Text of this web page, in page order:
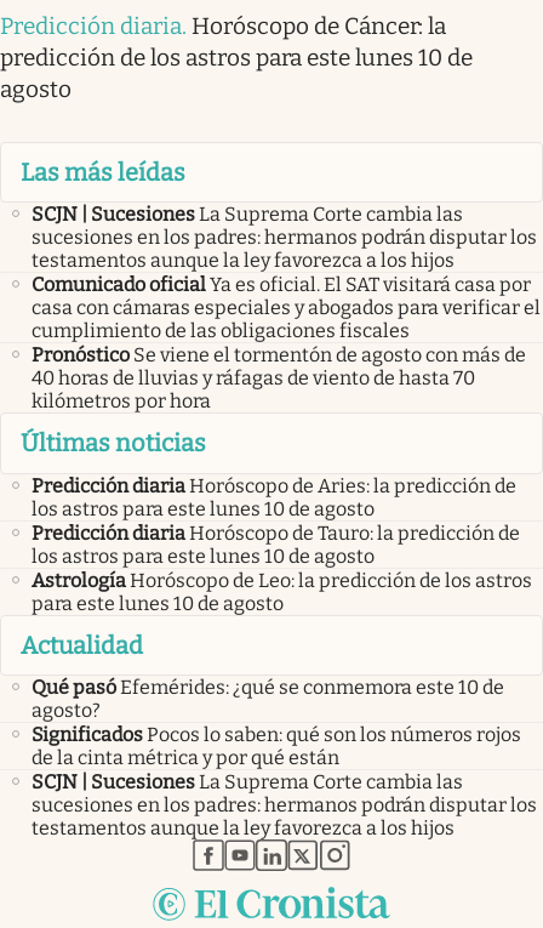
Predicción diaria. Horóscopo de Cáncer: la
predicción de los astros para este lunes 10 de
agosto
Las más leídas
SCJN | SucesionesLa Suprema Corte cambia las
sucesiones en los padres: hermanos podrán disputar los
testamentos aunque la ley favorezca a los hijos
Comunicado oficialYa es oficial. El SAT visitará casa por
casa con cámaras especiales y abogados para verificar el
cumplimiento de las obligaciones fiscales
Pronóstico Se viene el tormentón de agosto con más de
40 horas de lluvias y ráfagas de viento de hasta 70
kilómetros por hora
Últimas noticias
Predicción diariaHoróscopo de Aries: la predicción de
los astros para este lunes 10 de agosto
Predicción diariaHoróscopo de Tauro: la predicción de
los astros para este lunes 10 de agosto
AstrologíaHoróscopo de Leo: la predicción de los astros
para este lunes 10 de agosto
Actualidad
Qué pasóEfemérides: ¿qué se conmemora este 10 de
agosto?
SignificadosPocos lo saben: qué son los números rojos
de la cinta métrica y por qué están
SCJN | SucesionesLa Suprema Corte cambia las
sucesiones en los padres: hermanos podrán disputar los
testamentos aunque la ley favorezca a los hijos
abre en nueva pestaña
abre en nueva pestaña
abre en nueva pestaña
abre en nueva pestaña
abre en nueva pestaña